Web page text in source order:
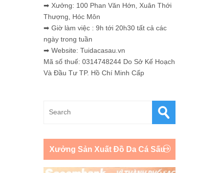
➡ Xưởng: 100 Phan Văn Hớn, Xuân Thới
Thượng, Hóc Môn
➡ Giờ làm việc : 9h tới 20h30 tất cả các
ngày trong tuần
➡ Website: Tuidacasau.vn
Mã số thuế: 0314748244 Do Sở Kế Hoạch
Và Đầu Tư TP. Hồ Chí Minh Cấp
Xưởng Sản Xuất Đồ Da Cá Sấu